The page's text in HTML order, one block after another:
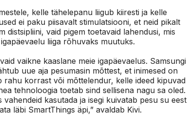
kelle tähelepanu liigub kiiresti ja kelle
ei paku piisavalt stimulatsiooni, et neid pikalt
distsipliini, vaid pigem toetavaid lahendusi, mis
liiga rõhuvaks muutuks.
vaikne kaaslane meie igapäevaelus. Samsungi
uue aja pesumasin mõttest, et inimesed on
rahu korrast või mõttelendur, kelle ideed kipuvad
tehnoloogia toetab sind sellisena nagu sa oled.
kasutada ja isegi kuivatab pesu su eest
läbi SmartThings äpi,” avaldab Kivi.